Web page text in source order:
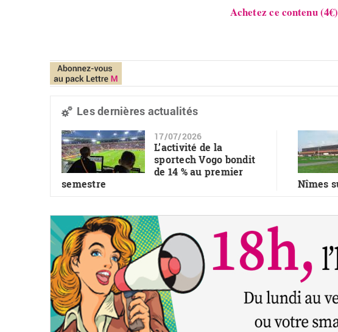
Achetez ce contenu (4€)
Les dernières actualités
17/07/2026
L’activité de la
sportech Vogo bondit
de 14 % au premier
semestre
Nîmes